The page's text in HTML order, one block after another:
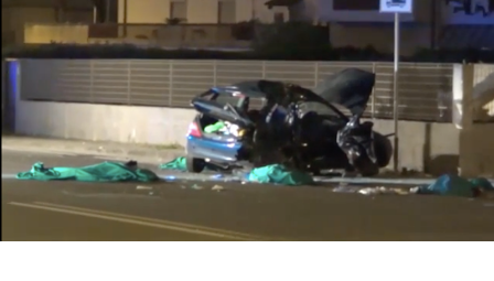
Sport
Mondiali calcio 2026
NEWSLETTER